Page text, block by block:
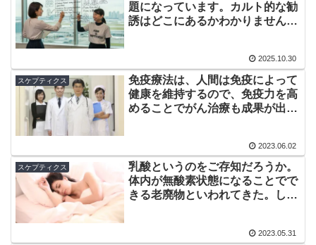
題になっています。カルト的な勧
誘はどこにあるかわかりません。
2025.10.30
スケプティクス
免疫療法は、人間は免疫によって
健康を維持するので、免疫力を高
めることでがん治療も成果が出せ
2023.06.02
スケプティクス
乳酸というのをご存知だろうか。
体内が無酸素状態になることでで
きる老廃物といわれてきた。しか
2023.05.31